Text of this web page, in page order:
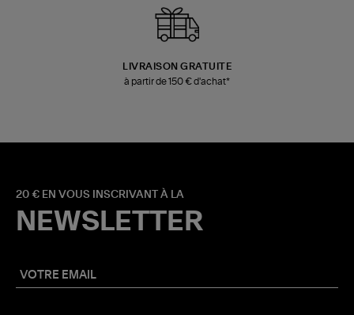
LIVRAISON GRATUITE
à partir de 150 € d'achat*
20 € EN VOUS INSCRIVANT À LA
NEWSLETTER